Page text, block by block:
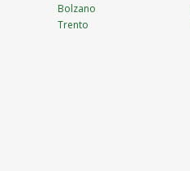
Bolzano
Trento